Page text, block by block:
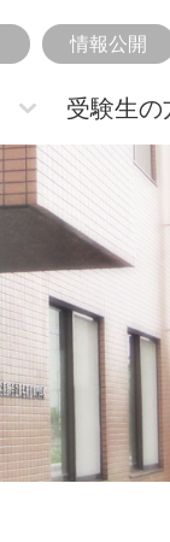
情報公開
受験生の